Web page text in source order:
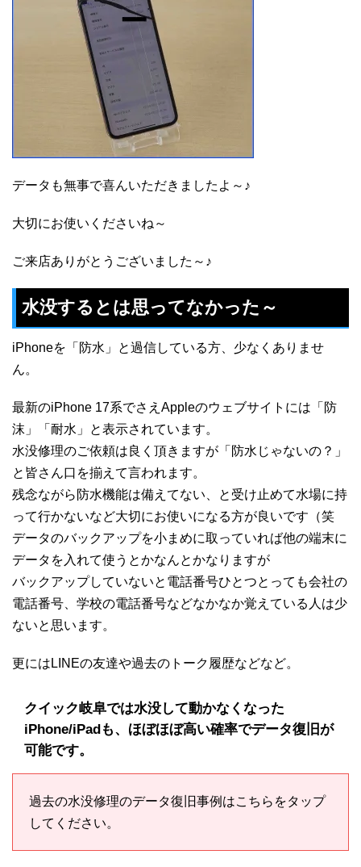
データも無事で喜んいただきましたよ～♪
大切にお使いくださいね～
ご来店ありがとうございました～♪
水没するとは思ってなかった～
iPhoneを「防水」と過信している方、少なくありませ
ん。
最新のiPhone 17系でさえAppleのウェブサイトには「防
沫」「耐水」と表示されています。
水没修理のご依頼は良く頂きますが「防水じゃないの？」
と皆さん口を揃えて言われます。
残念ながら防水機能は備えてない、と受け止めて水場に持
って行かないなど大切にお使いになる方が良いです（笑
データのバックアップを小まめに取っていれば他の端末に
データを入れて使うとかなんとかなりますが
バックアップしていないと電話番号ひとつとっても会社の
電話番号、学校の電話番号などなかなか覚えている人は少
ないと思います。
更にはLINEの友達や過去のトーク履歴などなど。
クイック岐阜では水没して動かなくなった
iPhone/iPadも、ほぼほぼ高い確率でデータ復旧が
可能です。
過去の水没修理のデータ復旧事例はこちらをタップ
してください。